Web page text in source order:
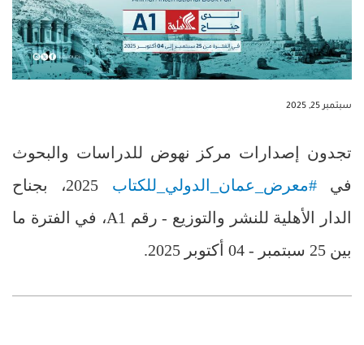
سبتمبر 25, 2025
تجدون إصدارات مركز نهوض للدراسات والبحوث
في#معرض_عمان_الدولي_للكتاب
2025، بجناح
الدار الأهلية للنشر والتوزيع - رقم A1، في الفترة ما
بين 25 سبتمبر - 04 أكتوبر 2025.